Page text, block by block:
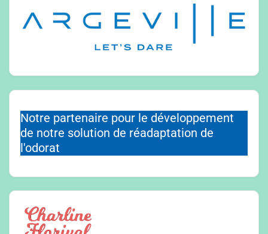
Notre partenaire pour le développement
de notre solution de réadaptation de
l'odorat